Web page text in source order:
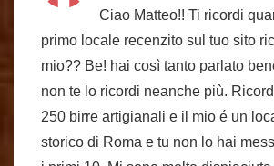
Ciao Matteo!! Ti ricordi
primo locale recenzito sul tuo sito
mio?? Be! hai così tanto parlato
non te lo ricordi neanche più.
250 birre artigianali e il mio é un
storico di Roma e tu non lo hai